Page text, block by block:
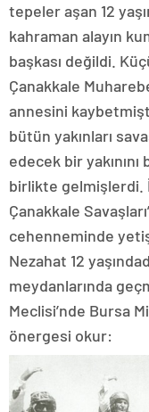
tepeler aşan 12
kahraman alayın
başkası değildi.
Çanakkale
annesini
bütün yakınları
edecek bir
birlikte gelmişlerdi.
Çanakkale
cehenneminde
Nezahat 12
meydanlarında
Meclisi’nde Bursa
önergesi okur: